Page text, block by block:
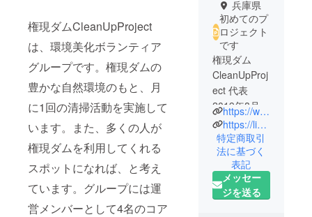
権現ダムCleanUpProject
は、環境美化ボランティア
グループです。権現ダムの
豊かな自然環境のもと、月
に1回の清掃活動を実施して
います。また、多くの人が
権現ダムを利用してくれる
スポットになれば、と考え
ています。グループには運
営メンバーとして4名のコア
兵庫県
初めてのプ
ロジェクト
です
権現ダム
CleanUpProj
ect 代表
2019年8月、
権現ダムが
さまざまな
レジャース
ポット（釣
り、サイク
リング、ラ
https://www.facebook.com/groups/669474760669294/?ref=share_group_link
https://liff.line.me/1645278921-kWRPP32q/?accountId=185wryvj
特定商取引
法に基づく
表記
メッセー
ジを送る